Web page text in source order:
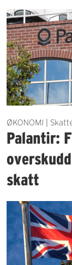
ØKONOMI |
Palantir:
skatt